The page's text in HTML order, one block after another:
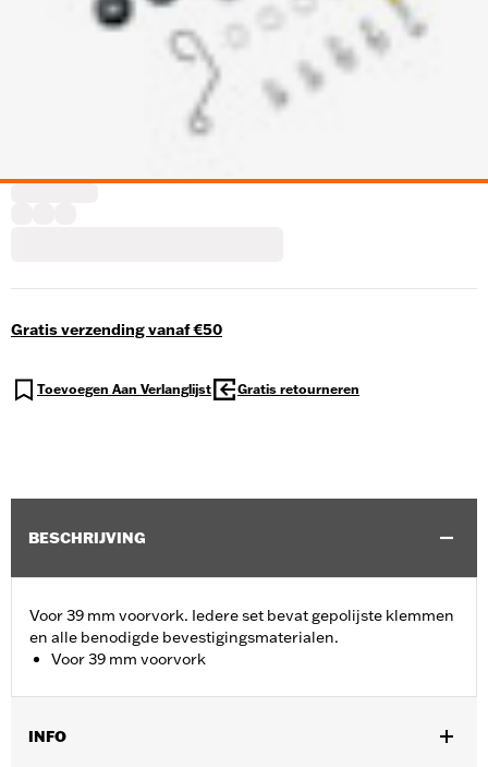
Gratis verzending vanaf €50
Toevoegen Aan Verlanglijst Gratis retourneren
BESCHRIJVING
Voor 39 mm voorvork. Iedere set bevat gepolijste klemmen
en alle benodigde bevestigingsmaterialen.
Voor 39 mm voorvork
INFO